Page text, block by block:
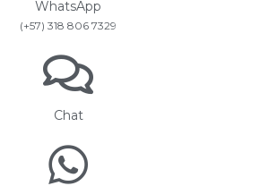
WhatsApp
(+57) 318 806 7329
Chat